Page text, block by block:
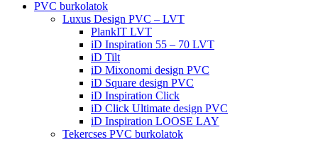
PVC burkolatok
Luxus Design PVC – LVT
PlankIT LVT
iD Inspiration 55 – 70 LVT
iD Tilt
iD Mixonomi design PVC
iD Square design PVC
iD Inspiration Click
iD Click Ultimate design PVC
iD Inspiration LOOSE LAY
Tekercses PVC burkolatok